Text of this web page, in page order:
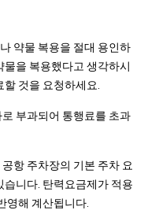
약물 복용을 절대 용인하
물을 복용했다고 생각하시
것을 요청하세요.
부과되어 통행료를 초과
항 주차장의 기본 주차 요
습니다. 탄력요금제가 적용
영해 계산됩니다.